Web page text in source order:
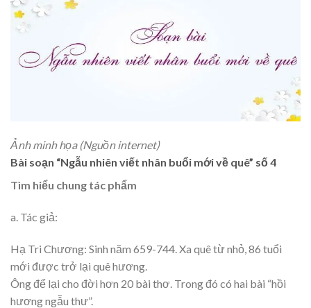
Ảnh minh họa (Nguồn internet)
Bài soạn “Ngẫu nhiên viết nhân buổi mới về quê” số 4
Tìm hiểu chung tác phẩm
a. Tác giả:
Hạ Tri Chương: Sinh năm 659-744. Xa quê từ nhỏ, 86 tuổi
mới được trở lại quê hương.
Ông để lại cho đời hơn 20 bài thơ. Trong đó có hai bài “hồi
hương ngẫu thư”.